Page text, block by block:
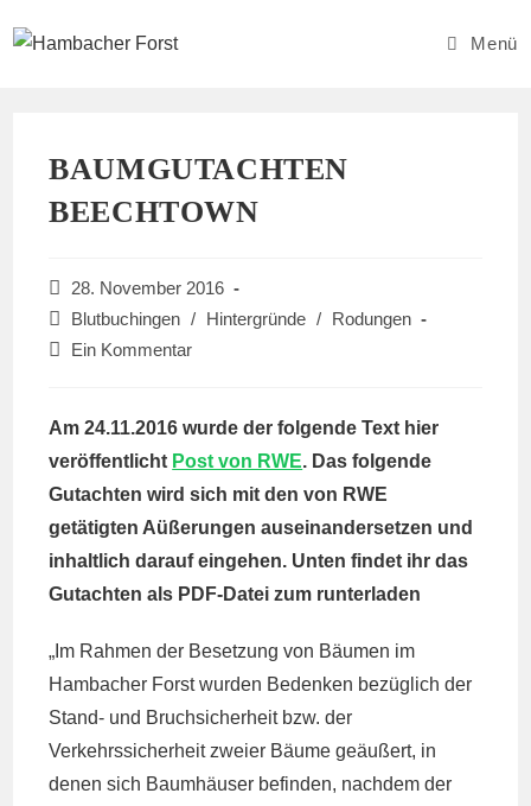
Inhalt
Menü
BAUMGUTACHTEN
BEECHTOWN
Beitrag
veröffentlicht:
28. November 2016
Beitrags-
Kategorie:
Blutbuchingen / Hintergründe /
Rodungen
Beitrags-
Ein Kommentar
Am 24.11.2016 wurde der folgende Text hier
veröffentlicht Post von RWE. Das folgende
Gutachten wird sich mit den von RWE
getätigten Aüßerungen auseinandersetzen und
inhaltlich darauf eingehen. Unten findet ihr das
Gutachten als PDF-Datei zum runterladen
„Im Rahmen der Besetzung von Bäumen im
Hambacher Forst wurden Bedenken bezüglich der
Stand- und Bruchsicherheit bzw. der
Verkehrssicherheit zweier Bäume geäußert, in
denen sich Baumhäuser befinden, nachdem der